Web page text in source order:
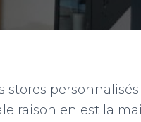
raison en est la